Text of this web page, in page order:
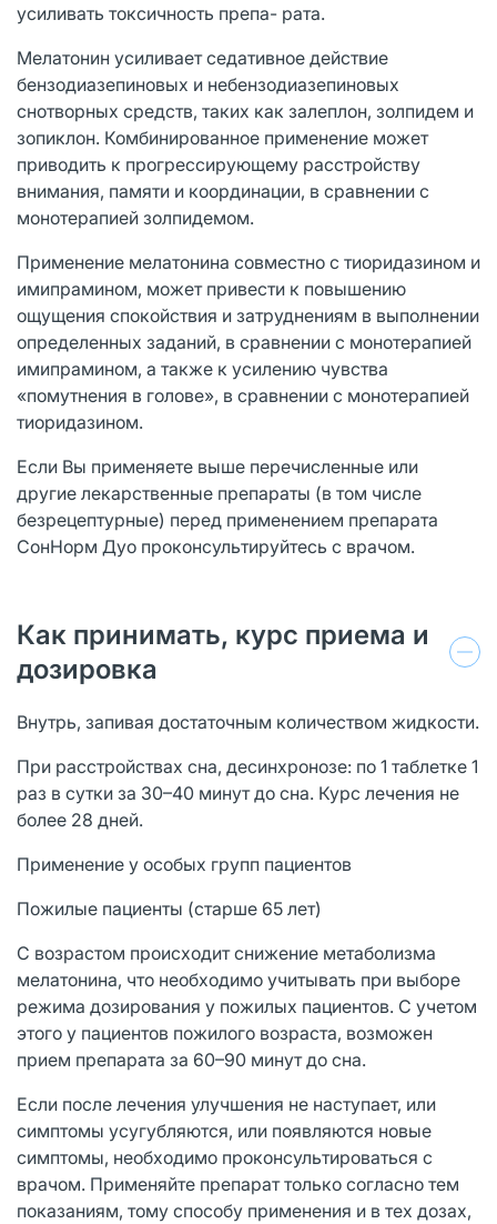
усиливать токсичность препа- рата.
Мелатонин усиливает седативное действие
бензодиазепиновых и небензодиазепиновых
снотворных средств, таких как залеплон, золпидем и
зопиклон. Комбинированное применение может
приводить к прогрессирующему расстройству
внимания, памяти и координации, в сравнении с
монотерапией золпидемом.
Применение мелатонина совместно с тиоридазином и
имипрамином, может привести к повышению
ощущения спокойствия и затруднениям в выполнении
определенных заданий, в сравнении с монотерапией
имипрамином, а также к усилению чувства
«помутнения в голове», в сравнении с монотерапией
тиоридазином.
Если Вы применяете выше перечисленные или
другие лекарственные препараты (в том числе
безрецептурные) перед применением препарата
СонНорм Дуо проконсультируйтесь с врачом.
Как принимать, курс приема и
дозировка
Внутрь, запивая достаточным количеством жидкости.
При расстройствах сна, десинхронозе: по 1 таблетке 1
раз в сутки за 30–40 минут до сна. Курс лечения не
более 28 дней.
Применение у особых групп пациентов
Пожилые пациенты (старше 65 лет)
С возрастом происходит снижение метаболизма
мелатонина, что необходимо учитывать при выборе
режима дозирования у пожилых пациентов. С учетом
этого у пациентов пожилого возраста, возможен
прием препарата за 60–90 минут до сна.
Если после лечения улучшения не наступает, или
симптомы усугубляются, или появляются новые
симптомы, необходимо проконсультироваться с
врачом. Применяйте препарат только согласно тем
показаниям, тому способу применения и в тех дозах,